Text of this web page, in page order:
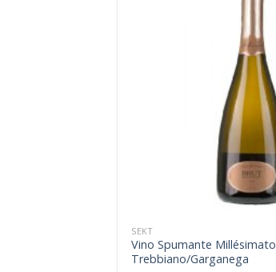
SEKT
Vino Spumante Millésimato
Trebbiano/Garganega